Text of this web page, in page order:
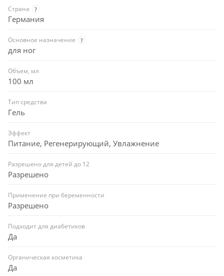
Страна ?
Германия
Основное назначение ?
для ног
Объем, мл
100 мл
Тип средства
Гель
Эффект
Питание, Регенерирующий, Увлажнение
Разрешено для детей до 12
Разрешено
Применение при беременности
Разрешено
Подходит для диабетиков
Да
Органическая косметика
Да